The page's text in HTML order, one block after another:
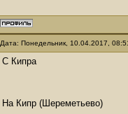
Дата: Понедельник, 10.04.2017,
С Кипра
На Кипр (Шереметьево)